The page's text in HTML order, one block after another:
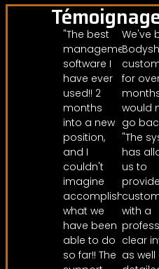
"The best
management
software I
have ever
used!! 2
months
into a new
position,
and I
couldn't
imagine
accomplishing
what we
have been
able to do
so far!! The
We've
for
would
go
"The
has
us to
provide
with a
clear
as well